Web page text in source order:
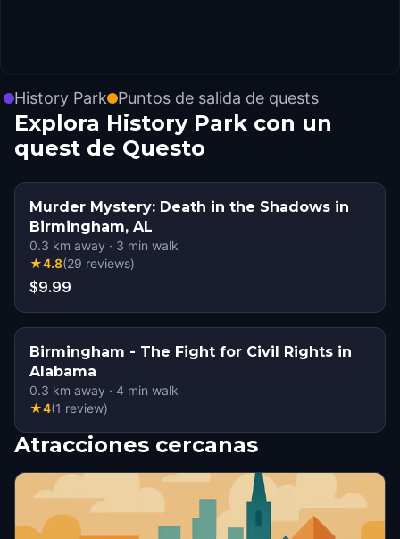
History Park Puntos de salida de quests
Explora History Park con un
quest de Questo
Murder Mystery: Death in the Shadows in
Birmingham, AL
0.3 km away · 3 min walk
★4.8(29 reviews)
$9.99
Birmingham - The Fight for Civil Rights in
Alabama
0.3 km away · 4 min walk
★4(1 review)
Atracciones cercanas